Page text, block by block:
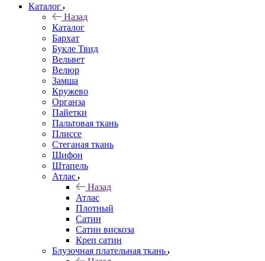
Каталог
Назад
Каталог
Бархат
Букле Твид
Вельвет
Велюр
Замша
Кружево
Органза
Пайетки
Пальтовая ткань
Плиссе
Стеганая ткань
Шифон
Штапель
Атлас
Назад
Атлас
Плотный
Сатин
Сатин вискоза
Креп сатин
Блузочная плательная ткань